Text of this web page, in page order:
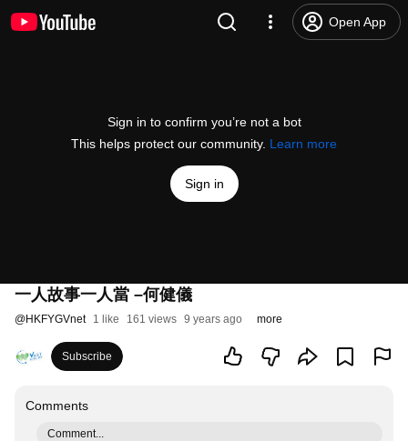
Open App
Sign in to confirm you’re not a bot
This helps protect our community. Learn more
Sign in
一人故事一人當 –何健儀
@HKFYGVnet 1 like 161 views 9 years ago more
Subscribe
Comments
Comment...